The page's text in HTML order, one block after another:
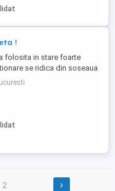
roțile și se activează
!
folosita in stare foarte
se ridica din soseaua
2 ›